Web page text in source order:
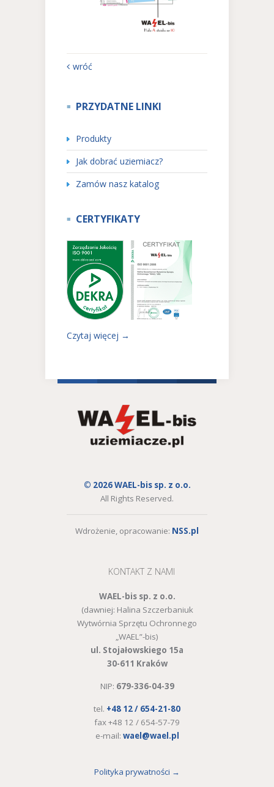
wróć
PRZYDATNE LINKI
Produkty
Jak dobrać uziemiacz?
Zamów nasz katalog
CERTYFIKATY
Czytaj więcej →
© 2026 WAEL-bis sp. z o.o.
All Rights Reserved.
Wdrożenie, opracowanie: NSS.pl
KONTAKT Z NAMI
WAEL-bis sp. z o.o.
(dawniej: Halina Szczerbaniuk
Wytwórnia Sprzętu Ochronnego
„WAEL”-bis)
ul. Stojałowskiego 15a
30-611 Kraków
NIP: 679-336-04-39
tel. +48 12 / 654-21-80
fax +48 12 / 654-57-79
e-mail: wael@wael.pl
Polityka prywatności →